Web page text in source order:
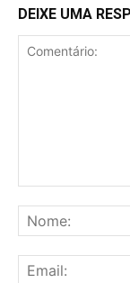
DEIXE UMA